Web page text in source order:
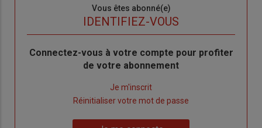
Vous êtes abonné(e)
IDENTIFIEZ-VOUS
Body
Connectez-vous à votre compte pour profiter
de votre abonnement
Je m'inscrit
Réinitialiser votre mot de passe